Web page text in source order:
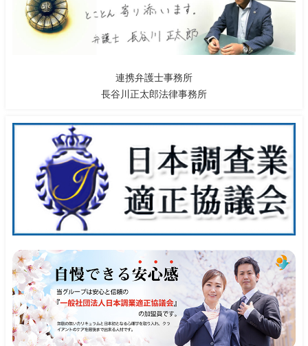
連携弁護士事務所
長谷川正太郎法律事務所